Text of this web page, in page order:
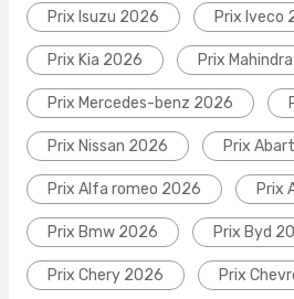
Prix Isuzu 2026 Prix Iveco
Prix Kia 2026 Prix
Prix Mercedes-benz 2026
Prix Nissan 2026 Prix
Prix Alfa romeo 2026 Prix
Prix Bmw 2026 Prix Byd
Prix Chery 2026 Prix